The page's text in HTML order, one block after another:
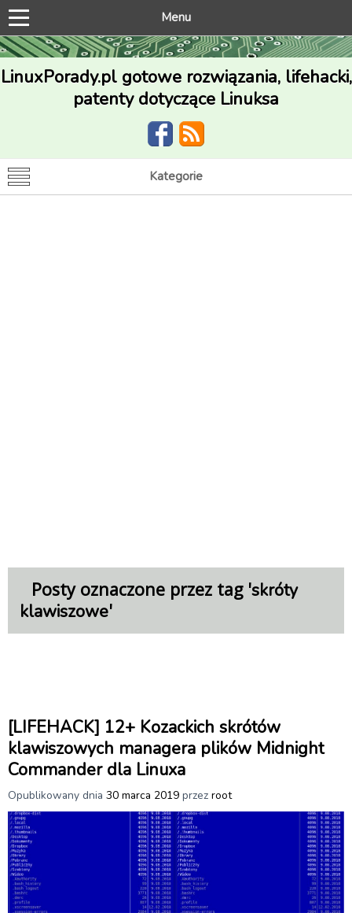
Menu
LinuxPorady.pl gotowe rozwiązania, lifehacki,
patenty dotyczące Linuksa
Kategorie
Posty oznaczone przez tag 'skróty
klawiszowe'
[LIFEHACK] 12+ Kozackich skrótów
klawiszowych managera plików Midnight
Commander dla Linuxa
Opublikowany dnia 30 marca 2019 przez root